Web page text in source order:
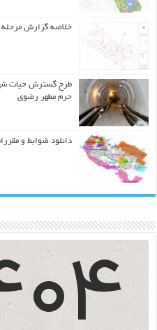
خلاصه گزارش مرحله
طرح گسترش حیات
حرم مطهر رضوي
دانلود ضوابط و